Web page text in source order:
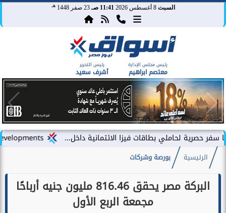
السبت 8 أغسطس 2026 11:41 صـ 23 صفر 1448 هـ
رئيس مجلس الإدارة
معتصم ابراهيم
رئيس التحرير
أشرف سعيد
LARZ Developments تطلق رؤيتها الجديدة لتقديم مفهوم متكامل للتطوير العقاري في مصر لحاملي بطاقات فيزا الائتمانية داخل...
الرئيسية بورصة وشركات
البركة مصر يحقق 816.46 مليون جنيه أرباحًا
مجمعة الربع الأول